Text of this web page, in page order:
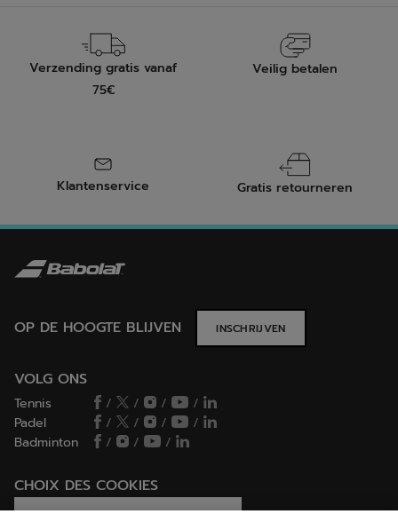
Verzending gratis vanaf
75€
Veilig betalen
Klantenservice Gratis retourneren
OP DE HOOGTE BLIJVEN INSCHRIJVEN
VOLG ONS
Tennis / / /
/
Padel
/ / /
/
Badminton
/ / /
CHOIX DES COOKIES